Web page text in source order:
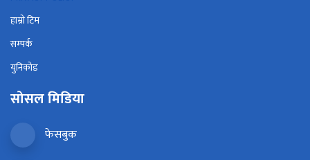
हाम्रो टिम
सम्पर्क
युनिकोड
सोसल मिडिया
फेसबुक